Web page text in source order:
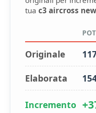
tua c3 aircross new
Originale
Elaborata
Incremento